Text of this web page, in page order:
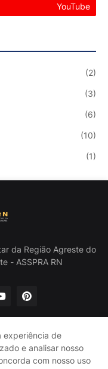
YouTube
(2)
(3)
(6)
(10)
(1)
da Região Agreste do
- ASSPRA RN
de Privacidade
experiência de
e analisar nosso
com nosso uso